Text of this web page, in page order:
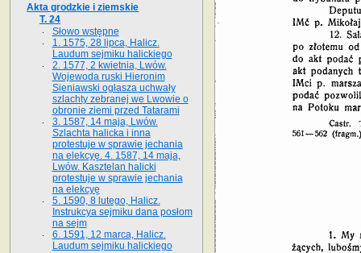
Akta grodzkie i ziemskie
T. 24
Słowo wstępne
1. 1575, 28 lipca, Halicz.
Laudum sejmiku halickiego
2. 1577, 2 kwietnia, Lwów.
Wojewoda ruski Hieronim
Sieniawski ogłasza uchwały
szlachty zebranej we Lwowie o
obronie ziemi przed Tatarami
3. 1587, 14 maja, Lwów.
Szlachta halicka i inna
protestuje w sprawie jechania
na elekcyę. 4. 1587, 14 maja,
Lwów. Kasztelan halicki
protestuje w sprawie jechania
na elekcyę
5. 1590, 8 lutego, Halicz.
Instrukcya sejmiku dana posłom
na sejm
6. 1591, 12 marca, Halicz.
Laudum sejmiku halickiego